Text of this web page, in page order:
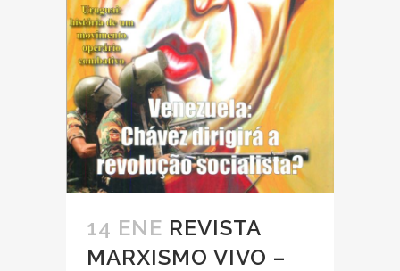
14 ENE REVISTA
MARXISMO VIVO –